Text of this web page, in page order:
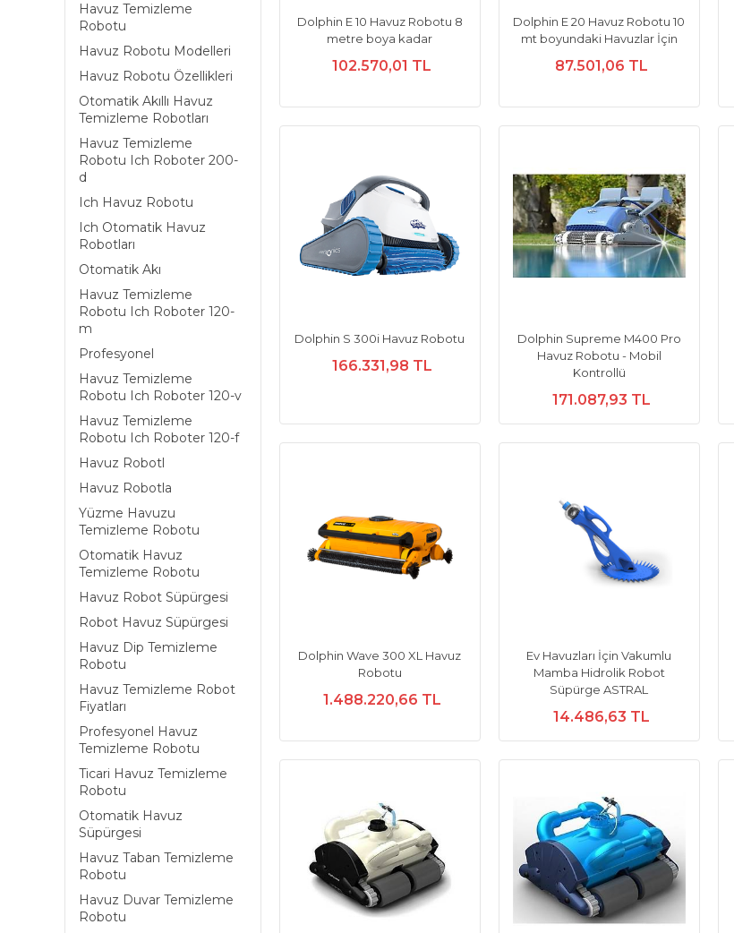
Havuz Temizleme
Robotu
Havuz Robotu Modelleri
Havuz Robotu Özellikleri
Otomatik Akıllı Havuz
Temizleme Robotları
Havuz Temizleme
Robotu Ich Roboter 200-
d
Ich Havuz Robotu
Ich Otomatik Havuz
Robotları
Otomatik Akı
Havuz Temizleme
Robotu Ich Roboter 120-
m
Profesyonel
Havuz Temizleme
Robotu Ich Roboter 120-v
Havuz Temizleme
Robotu Ich Roboter 120-f
Havuz Robotl
Havuz Robotla
Yüzme Havuzu
Temizleme Robotu
Otomatik Havuz
Temizleme Robotu
Havuz Robot Süpürgesi
Robot Havuz Süpürgesi
Havuz Dip Temizleme
Robotu
Havuz Temizleme Robot
Fiyatları
Profesyonel Havuz
Temizleme Robotu
Ticari Havuz Temizleme
Robotu
Otomatik Havuz
Süpürgesi
Havuz Taban Temizleme
Robotu
Havuz Duvar Temizleme
Robotu
Dolphin E 10 Havuz Robotu 8
metre boya kadar
102.570,01 TL
Dolphin E 20 Havuz Robotu 10
mt boyundaki Havuzlar İçin
87.501,06 TL
Dolphin S 300i Havuz Robotu
166.331,98 TL
Dolphin Supreme M400 Pro
Havuz Robotu - Mobil
Kontrollü
171.087,93 TL
Dolphin Wave 300 XL Havuz
Robotu
1.488.220,66 TL
Ev Havuzları İçin Vakumlu
Mamba Hidrolik Robot
Süpürge ASTRAL
14.486,63 TL